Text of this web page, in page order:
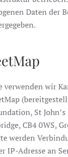
Daten der
verwenden wir
St
CB4 0WS,
werden
IP-Adresse an